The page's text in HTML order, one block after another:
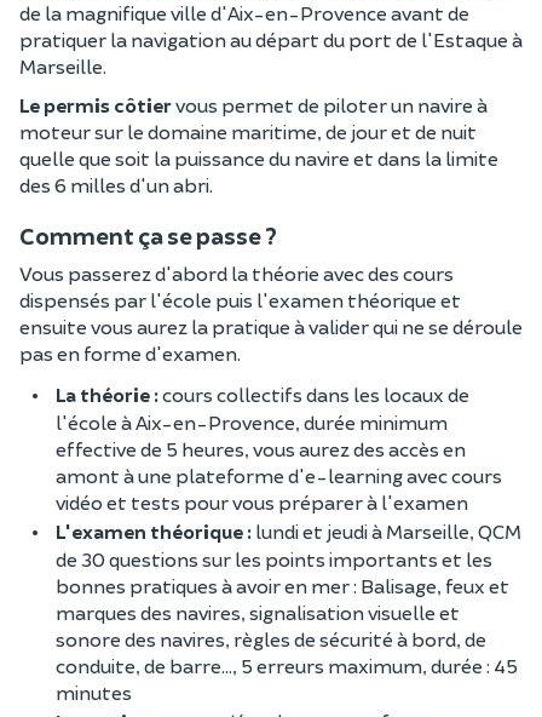
de la magnifique ville d'Aix-en-Provence avant de
pratiquer la navigation au départ du port de l'Estaque à
Marseille.
Le permis côtiervous permet de piloter un navire à
moteur sur le domaine maritime, de jour et de nuit
quelle que soit la puissance du navire et dans la limite
des 6 milles d'un abri.
Comment ça se passe ?
Vous passerez d'abord la théorie avec des cours
dispensés par l'école puis l'examen théorique et
ensuite vous aurez la pratique à valider qui ne se déroule
pas en forme d'examen.
La théorie :cours collectifs dans les locaux de
l'école à Aix-en-Provence, durée minimum
effective de 5 heures, vous aurez des accès en
amont à une plateforme d'e-learning avec cours
vidéo et tests pour vous préparer à l'examen
L'examen théorique : lundi et jeudi à Marseille, QCM
de 30 questions sur les points importants et les
bonnes pratiques à avoir en mer : Balisage, feux et
marques des navires, signalisation visuelle et
sonore des navires, règles de sécurité à bord, de
conduite, de barre..., 5 erreurs maximum, durée : 45
minutes